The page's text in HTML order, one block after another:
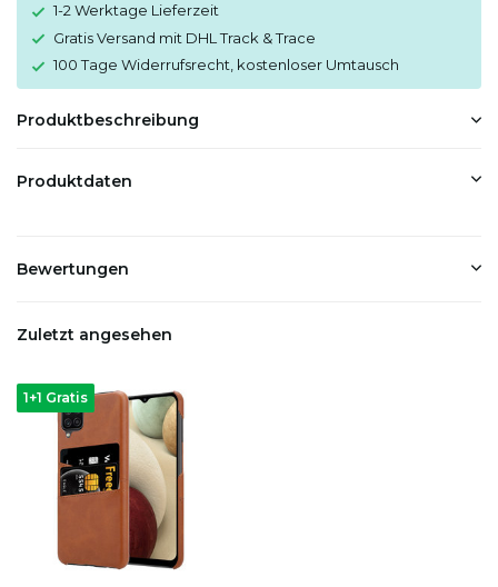
1-2 Werktage Lieferzeit
Gratis Versand mit DHL Track & Trace
100 Tage Widerrufsrecht, kostenloser Umtausch
Produktbeschreibung
Produktdaten
Bewertungen
Zuletzt angesehen
1+1 Gratis